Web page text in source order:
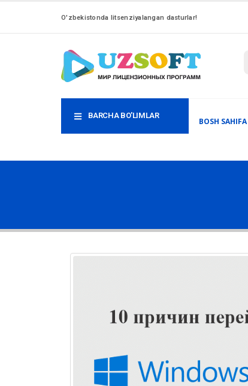
O'zbekistonda litsenziyalangan dasturlar!
BARCHA BO'LIMLAR
BOSH SAHIFA